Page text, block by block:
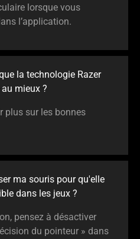
lorsque vous
l’application.
la technologie Razer
mieux ?
plus sur les bonnes
ma souris pour qu'elle
dans les jeux ?
pensez à désactiver
du pointeur » dans